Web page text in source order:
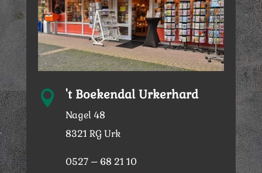
 't Boekendal Urkerhard
Nagel 48
8321 RG Urk
0527 – 68 21 10